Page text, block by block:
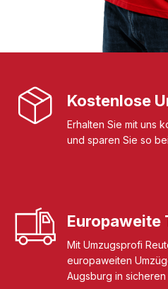
Kostenlose
Erhalten Sie mit uns
und sparen Sie so
Europaweite
Mit Umzugsprofi
europaweiten
Augsburg in sicheren